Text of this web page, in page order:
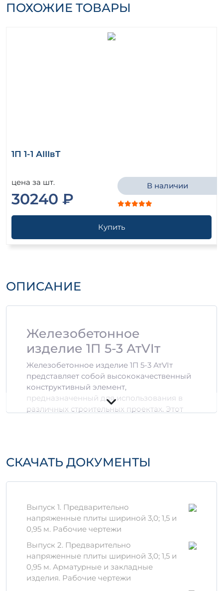
ПОХОЖИЕ ТОВАРЫ
1П 1-1 АIIIвТ
цена за шт.
30240 ₽
В наличии
Купить
ОПИСАНИЕ
Железобетонное
изделие 1П 5-3 АтVIт
Железобетонное изделие 1П 5-3 АтVIт
представляет собой высококачественный
конструктивный элемент,
предназначенный для использования в
различных строительных проектах. Этот
Технические
Производственный материал:
высококачественный бетон с
добавлением армирующих элементов.
составляет около 0,68 м³.
Прочность:данные изделия
разрабатываются с учетом всех
современных стандартов, что
обеспечивает их высокую прочность
СКАЧАТЬ ДОКУМЕНТЫ
Выпуск 1. Предварительно
напряженные плиты шириной 3,0; 1,5 и
0,95 м. Рабочие чертежи
Выпуск 2. Предварительно
напряженные плиты шириной 3,0; 1,5 и
0,95 м. Арматурные и закладные
изделия. Рабочие чертежи